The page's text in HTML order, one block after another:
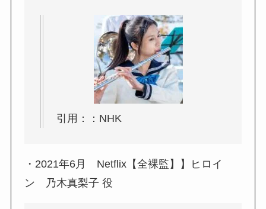
引用：：NHK
・2021年6月 Netflix【全裸監】】ヒロイ
ン 乃木真梨子 役